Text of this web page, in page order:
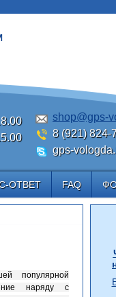
shop@gps-
8 (921) 824-
gps-
ОТВЕТ FAQ
популярной
наряду с